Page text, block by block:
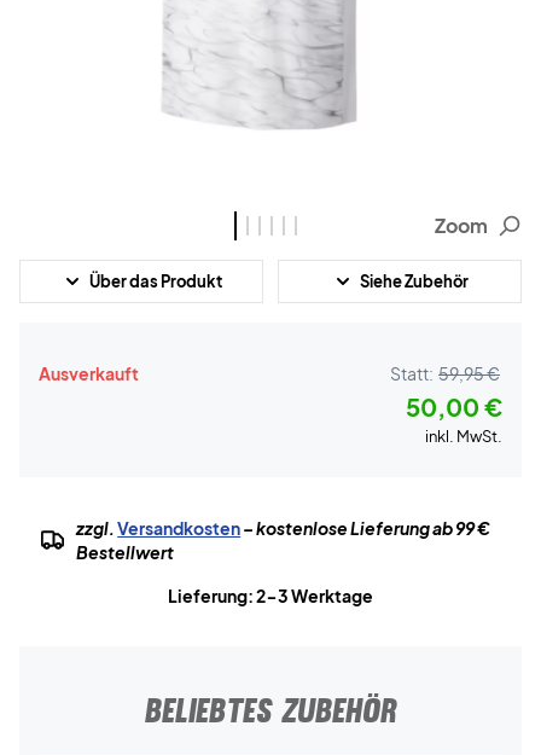
Zoom
Über das Produkt Siehe Zubehör
Ausverkauft Statt: 59,95 €
50,00 €
inkl. MwSt.
zzgl.Versandkosten– kostenlose Lieferung ab 99 €
Bestellwert
Lieferung: 2-3 Werktage
BELIEBTES ZUBEHÖR